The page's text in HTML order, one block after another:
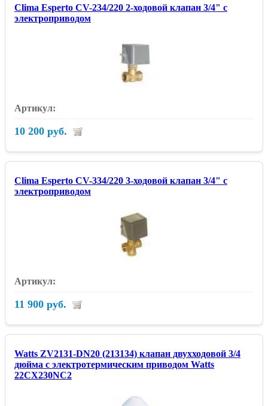
Clima Esperto CV-234/220 2-ходовой клапан 3/4" с
электроприводом
10 200 руб.
Clima Esperto CV-334/220 3-ходовой клапан 3/4" с
электроприводом
11 900 руб.
Watts ZV2131-DN20 (213134) клапан двухходовой 3/4
дюйма с электротермическим приводом Watts
22CX230NC2